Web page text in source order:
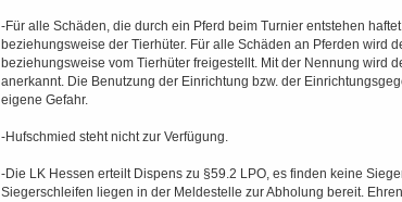
-Für alle Schäden, die durch ein Pferd beim Turnier entstehen
beziehungsweise der Tierhüter. Für alle Schäden an Pferden wird
beziehungsweise vom Tierhüter freigestellt. Mit der Nennung wird
anerkannt. Die Benutzung der Einrichtung bzw. der
eigene Gefahr.
-Hufschmied steht nicht zur Verfügung.
-Die LK Hessen erteilt Dispens zu §59.2 LPO, es finden keine
Siegerschleifen liegen in der Meldestelle zur Abholung bereit.